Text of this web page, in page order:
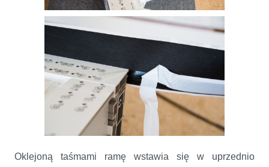
Oklejoną taśmami ramę wstawia się w uprzednio